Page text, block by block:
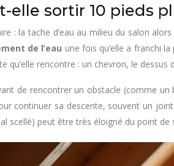
sortir 10 pieds
: la tache d’eau au milieu du salon
de l’eau une fois qu’elle a franchi
rencontre : un chevron, le dessus
de rencontrer un obstacle (comme
continuer sa descente, souvent un
scellé) peut être très éloigné du point de